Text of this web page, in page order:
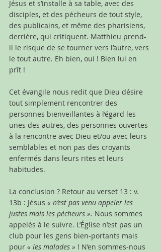
Jésus et s’installe à sa table, avec des
disciples, et des pécheurs de tout style,
des publicains, et même des pharisiens,
derrière, qui critiquent. Matthieu prend-
il le risque de se tourner vers l’autre, vers
le tout autre. Eh bien, oui ! Bien lui en
prît !
Cet évangile nous redit que Dieu désire
tout simplement rencontrer des
personnes bienveillantes à l’égard les
unes des autres, des personnes ouvertes
à la rencontre avec Dieu et/ou avec leurs
semblables et non pas des croyants
enfermés dans leurs rites et leurs
habitudes.
La conclusion ? Retour au verset 13 : v.
13b : Jésus « n’est pas venu appeler les
justes mais les pécheurs ». Nous sommes
appelés à le suivre. L’Église n’est pas un
club pour les gens bien-portants mais
pour « les malades » ! N’en sommes-nous